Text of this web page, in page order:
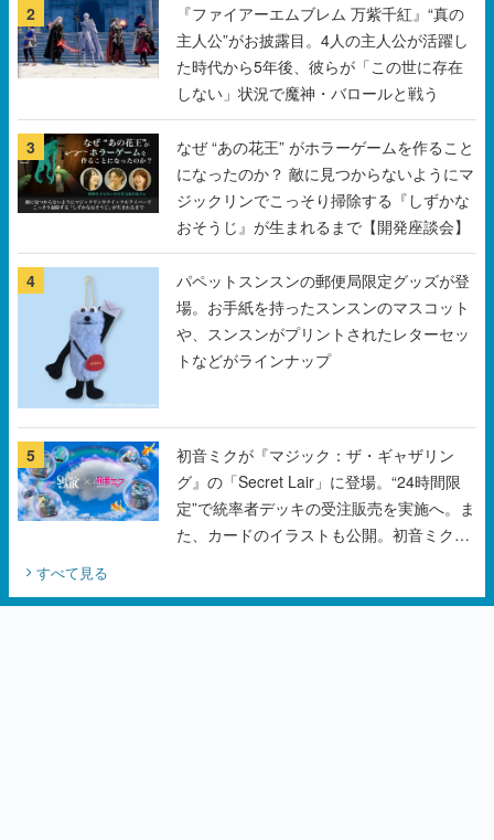
2
『ファイアーエムブレム 万紫千紅』“真の
主人公”がお披露目。4人の主人公が活躍し
た時代から5年後、彼らが「この世に存在
しない」状況で魔神・バロールと戦う
3
なぜ “あの花王” がホラーゲームを作ること
になったのか？ 敵に見つからないようにマ
ジックリンでこっそり掃除する『しずかな
おそうじ』が生まれるまで【開発座談会】
4
パペットスンスンの郵便局限定グッズが登
場。お手紙を持ったスンスンのマスコット
や、スンスンがプリントされたレターセッ
トなどがラインナップ
5
初音ミクが『マジック：ザ・ギャザリン
グ』の「Secret Lair」に登場。“24時間限
定”で統率者デッキの受注販売を実施へ。ま
た、カードのイラストも公開。初音ミクの
すべて見る